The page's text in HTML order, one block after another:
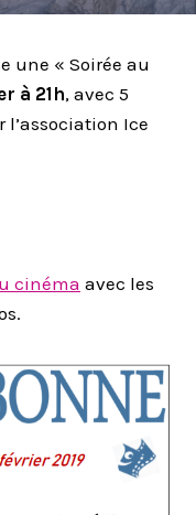
une « Soirée au
à 21h, avec 5
l’association Ice
cinéma avec les